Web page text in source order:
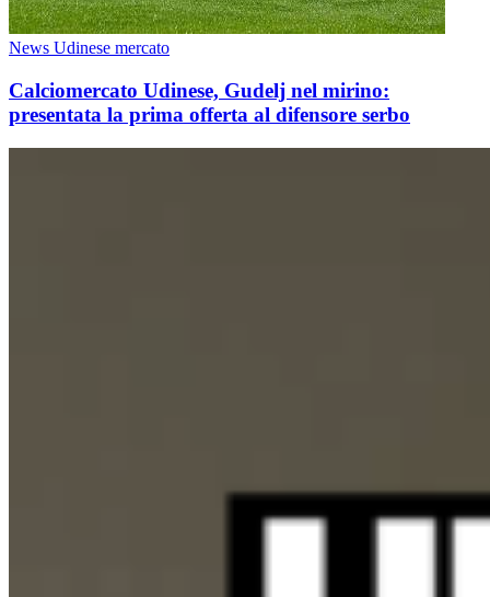
News Udinese mercato
Calciomercato Udinese, Gudelj nel mirino:
presentata la prima offerta al difensore serbo